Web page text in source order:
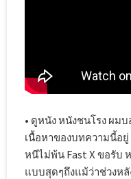
• ดูหนัง หนังชนโรง ผม
เนื้อหาของบทความนี้อ
หนีไม่พ้น Fast X ขอรับ
แบบสุดๆถึงแม้ว่าช่วงห